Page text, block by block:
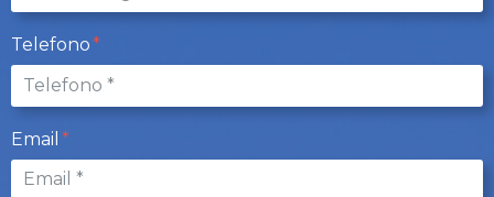
Telefono
Email